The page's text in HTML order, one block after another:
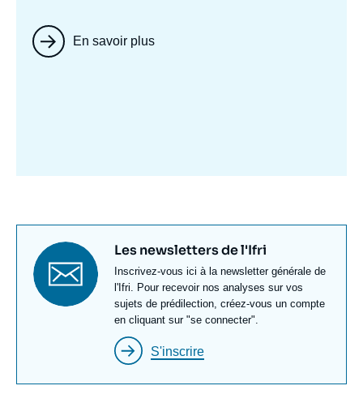
En savoir plus
Titre
newsletter
Les newsletters de l'Ifri
Texte
Newsletter
Inscrivez-vous ici à la newsletter générale de
l'Ifri. Pour recevoir nos analyses sur vos
sujets de prédilection, créez-vous un compte
en cliquant sur "se connecter".
S'inscrire